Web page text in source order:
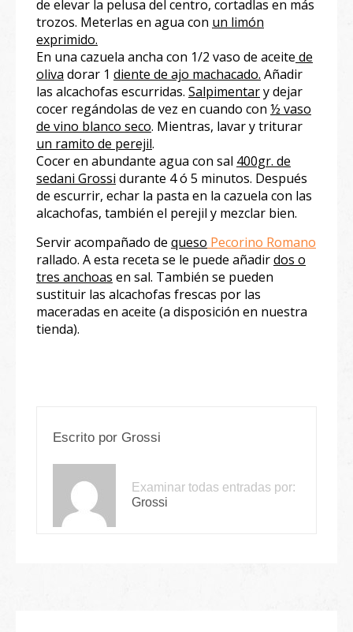
de elevar la pelusa del centro, cortadlas en más
trozos. Meterlas en agua con un limón
exprimido.
En una cazuela ancha con 1/2 vaso de aceite de
oliva dorar 1 diente de ajo machacado. Añadir
las alcachofas escurridas. Salpimentary dejar
cocer regándolas de vez en cuando con ½ vaso
de vino blanco seco. Mientras, lavar y triturar
un ramito de perejil.
Cocer en abundante agua con sal 400gr. de
sedani Grossi durante 4 ó 5 minutos. Después
de escurrir, echar la pasta en la cazuela con las
alcachofas, también el perejil y mezclar bien.
Servir acompañado de queso Pecorino Romano
rallado. A esta receta se le puede añadirdos o
tres anchoas en sal. También se pueden
sustituir las alcachofas frescas por las
maceradas en aceite (a disposición en nuestra
tienda).
Escrito por Grossi
Examinar todas entradas por:
Grossi